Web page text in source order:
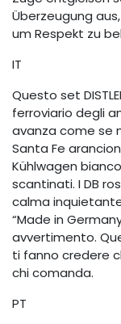
Überzeugung
um Respekt zu
IT
Questo set
ferroviario degli
avanza come se
Santa Fe
Kühlwagen
scantinati. I DB
calma
“Made in
avvertimento.
ti fanno credere
chi comanda.
PT